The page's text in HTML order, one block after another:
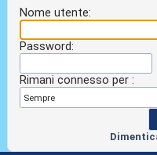
Nome utente:
Password:
Rimani connesso per :